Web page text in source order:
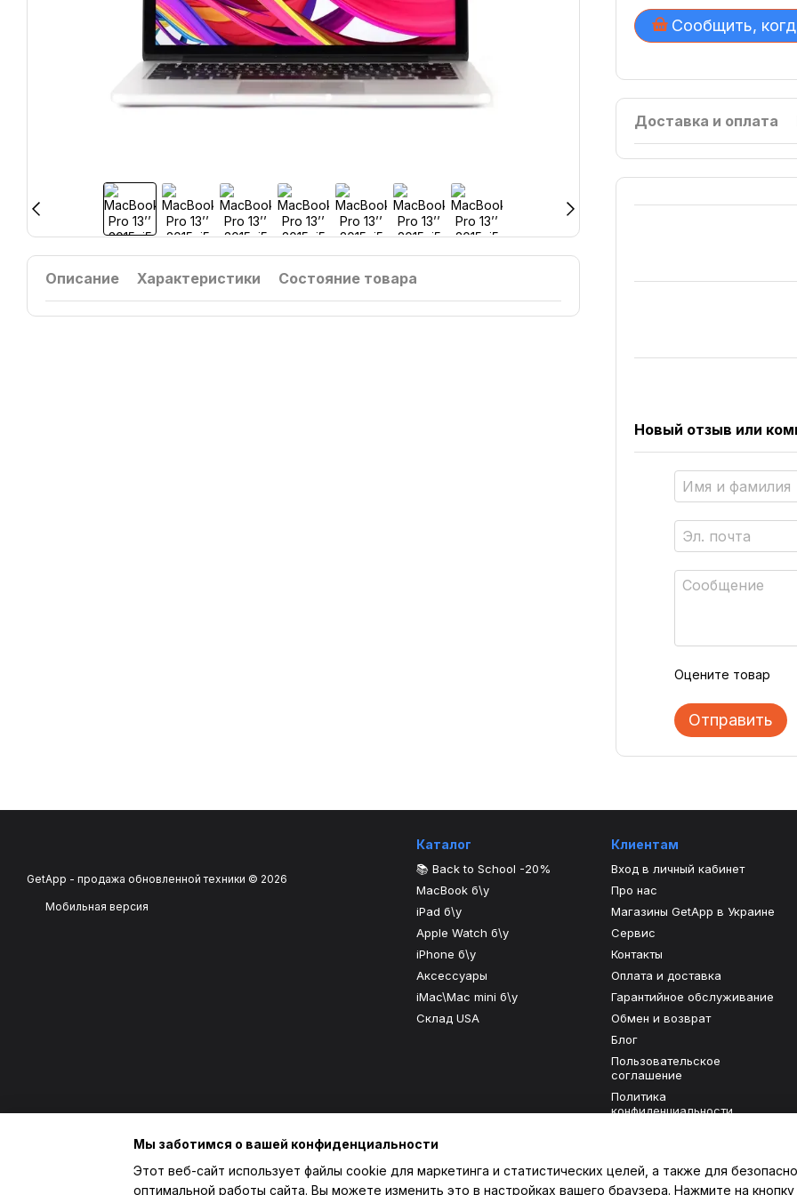
Описание Характеристики Состояние товара
Сообщить,
Доставка и оплата
Новый отзыв или
Оцените товар
Отправить
GetApp - продажа обновленной техники © 2026
Мобильная версия
Каталог
📚 Back to School -20%
MacBook б\у
iPad б\у
Apple Watch б\у
iPhone б\у
Аксессуары
iMac\Mac mini б\у
Склад USA
Клиентам
Вход в личный кабинет
Про нас
Магазины GetApp в Украине
Сервис
Контакты
Оплата и доставка
Гарантийное обслуживание
Обмен и возврат
Блог
Пользовательское
соглашение
Политика
конфиденциальности
Мы в соцсетях
Мы заботимся о вашей конфиденциальности
Этот веб-сайт использует файлы cookie для маркетинга и статистических целей, а также для
оптимальной работы сайта. Вы можете изменить это в настройках вашего браузера. Нажмите на кнопку